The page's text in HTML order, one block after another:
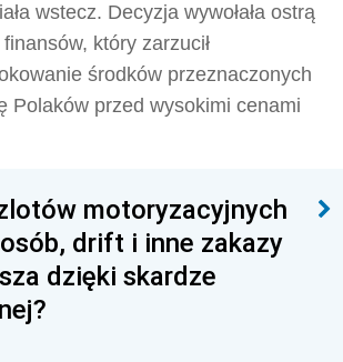
wstecz. Decyzja wywołała ostrą
który zarzucił
środków przeznaczonych
Polaków przed wysokimi cenami
motoryzacyjnych
drift i inne zakazy
dzięki skardze